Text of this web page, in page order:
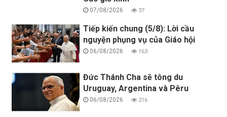
07/08/2026 37
Tiếp kiến chung (5/8): Lời cầu
nguyện phụng vụ của Giáo hội
06/08/2026 163
Đức Thánh Cha sẽ tông du
Uruguay, Argentina và Pêru
06/08/2026 216